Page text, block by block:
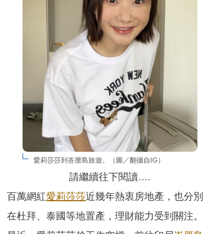
愛莉莎莎到峇厘島旅遊。（圖／翻攝自IG）
請繼續往下閱讀….
百萬網紅愛莉莎莎近幾年熱衷房地產，也分別
在杜拜、泰國等地置產，理財能力受到關注。